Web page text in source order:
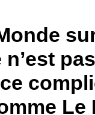
n’est
Le